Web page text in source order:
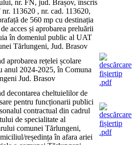
nr. FN, jud. Brașov, înscris
113620 , nr. cad. 113620,
de 560 mp cu destinația
acces și aprobarea preluării
în domeniul public al UAT
Tărlungeni, Jud. Brasov
aprobarea rețelei școlare
anul 2024-2025, în Comuna
Jud. Brasov
decontarea cheltuielilor de
pentru funcționarii publici
contractual din cadrul
de specialitate al
comunei Tărlungeni,
reședința în afara ariei